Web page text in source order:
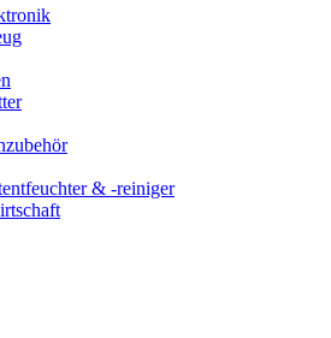
& -reiniger